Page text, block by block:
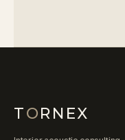
TORNEX